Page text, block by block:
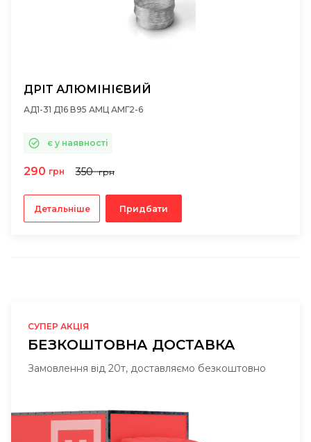
ДРІТ АЛЮМІНІЄВИЙ
АД1-31 Д16 В95 АМЦ АМГ2-6
є у наявності
290 грн 350 грн
Детальніше Придбати
СУПЕР АКЦІЯ
БЕЗКОШТОВНА ДОСТАВКА
Замовлення від 20т, доставляємо безкоштовно